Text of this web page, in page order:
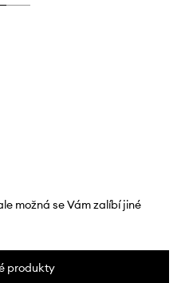
možná se Vám zalíbí jiné
produkty